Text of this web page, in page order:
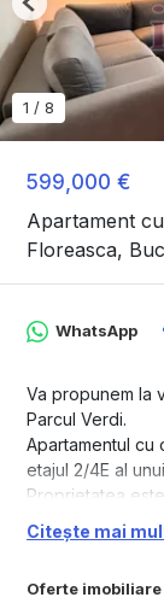
599,000 €
Apartament
Floreasca,
1 / 8
Previous
Oferte
WhatsApp
Va propunem la
Parcul Verdi.
Apartamentul cu
etajul 2/4E al
Proprietatea
Ideal pentru
rezidentiala
subteran.
Citește mai